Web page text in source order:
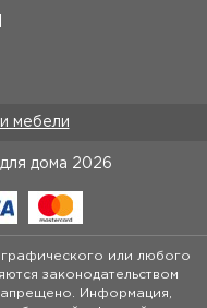
мебели
дома 2026
или любого
законодательством
Информация,